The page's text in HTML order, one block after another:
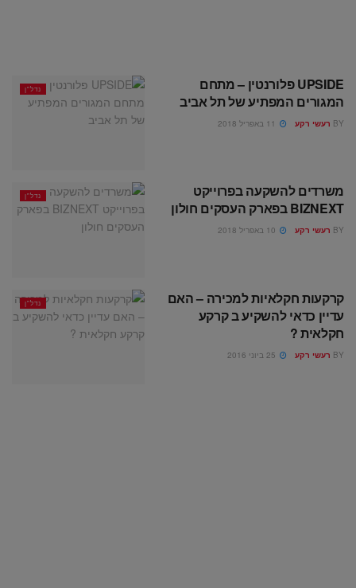
נדל"ן
UPSIDE פלורנטין – מתחם
המגורים המפתיע של תל אביב
BY רעשי רקע
נדל"ן
משרדים להשקעה בפרוייקט
BIZNEXT בפארק העסקים חולון
BY רעשי רקע
נדל"ן
קרקעות חקלאיות למכירה – האם
עדיין כדאי להשקיע ב קרקע
חקלאית ?
BY רעשי רקע